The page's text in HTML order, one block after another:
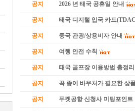
공지 2026 년 태국 공휴일 안내
공지 태국 디지털 입국 카드
공지 중국 관광/상용비자 안내
공지 여행 안전 수칙
공지 태국 골프장 이용방법 총정리
공지 꼭 종이 바우처가 필요한 상
공지 푸켓공항 신청사 미팅포인트